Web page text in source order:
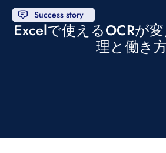
Success story
Excelで使えるOCRが
理と働き